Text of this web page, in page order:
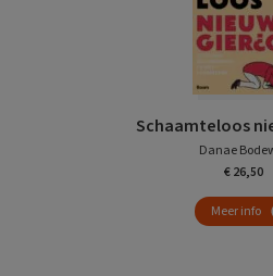
Schaamteloos
Danae
€ 26,50
Meer info